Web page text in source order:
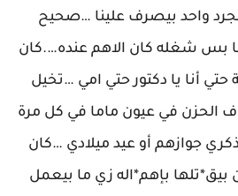
واحد بيصرف علينا …صحيح
بس شغله كان الاهم عنده….كان
أنا يا دكتور حتي امي …تخيل
الحزن في عيون ماما في كل مرة
جوازهم أو عيد ميلادي …كان
بإهم*اله زي ما بيعمل